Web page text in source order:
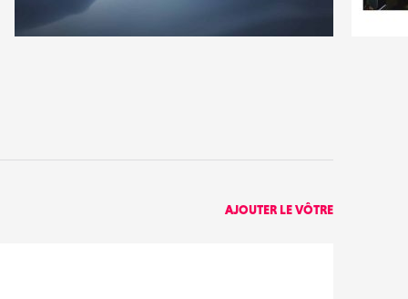
43
AJOUTER LE VÔTRE